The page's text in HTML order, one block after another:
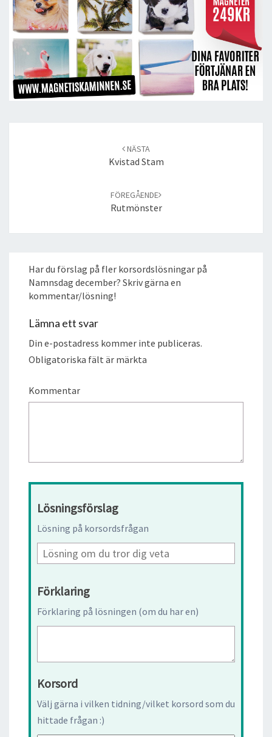
NÄSTA
Kvistad Stam
FÖREGÅENDE
Rutmönster
Har du förslag på fler korsordslösningar på
Namnsdag december? Skriv gärna en
kommentar/lösning!
Lämna ett svar
Din e-postadress kommer inte publiceras.
Obligatoriska fält är märkta
Kommentar
Lösningsförslag
Lösning på korsordsfrågan
Förklaring
Förklaring på lösningen (om du har en)
Korsord
Välj gärna i vilken tidning/vilket korsord som du
hittade frågan :)